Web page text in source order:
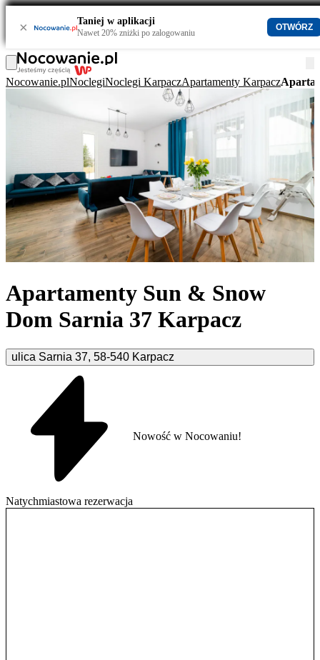
× Taniej w aplikacji
Nawet 20% zniżki po zalogowaniu
OTWÓRZ
Nocowanie.plNoclegiNoclegi KarpaczApartamenty Karpacz
Apartamenty Sun & Snow
Dom Sarnia 37 Karpacz
ulica Sarnia 37, 58-540 Karpacz
Natychmiastowa rezerwacja
Nowość w Nocowaniu!